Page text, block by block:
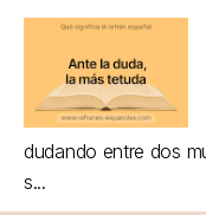
dudando entre dos
s...